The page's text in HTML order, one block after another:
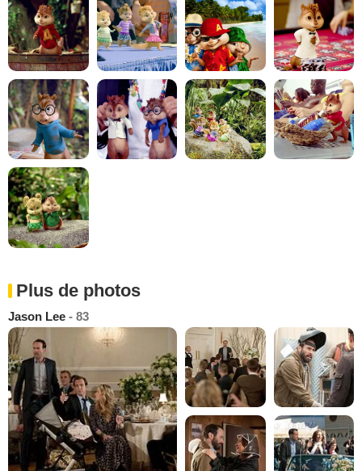
Plus de photos
Jason Lee - 83